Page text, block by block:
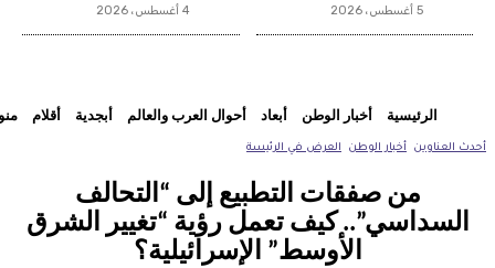
5 أغسطس، 2026 4 أغسطس، 2026